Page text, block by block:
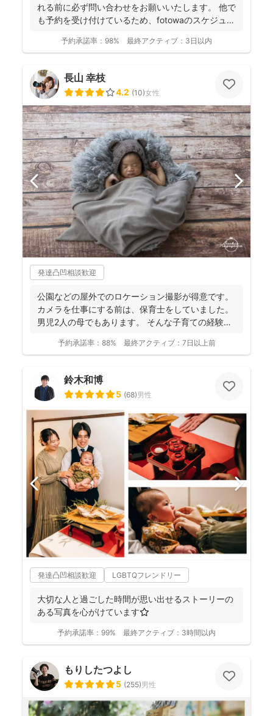
れる前に必ず問い合わせをお願いいたします。 他で
も予約を受け付けているため、fotowaのスケジュー
予約承諾率： 98% 最終アクティブ： 3日以内
長山 幸枝
4.2 (10)女性
発達凸凹相談歓迎
公園などの屋外でのロケーション撮影が得意です。
カメラを仕事にする前は、保育士をしていました。
男児2人の母でもあります。 そんな子育ての経験を
予約承諾率： 88% 最終アクティブ： 7日以上前
鈴木和博
5 (68)男性
発達凸凹相談歓迎 LGBTQフレンドリー
大切な人と過ごした時間が思い出せるストーリーの
ある写真を心がけています⭐️
予約承諾率： 99% 最終アクティブ： 3時間以内
もりしたつよし
5 (255)男性